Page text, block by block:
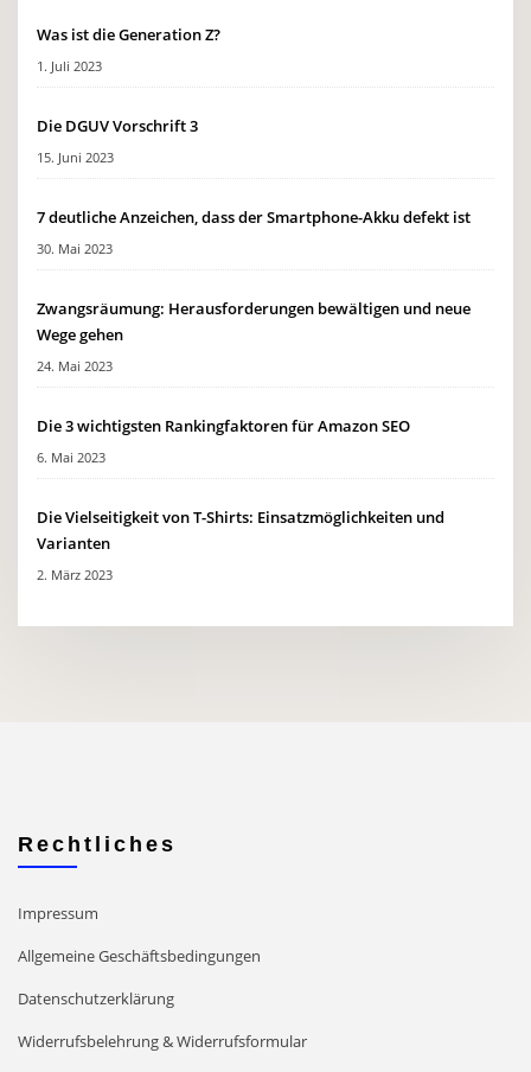
Was ist die Generation Z?
1. Juli 2023
Die DGUV Vorschrift 3
15. Juni 2023
7 deutliche Anzeichen, dass der Smartphone-Akku defekt ist
30. Mai 2023
Zwangsräumung: Herausforderungen bewältigen und neue
Wege gehen
24. Mai 2023
Die 3 wichtigsten Rankingfaktoren für Amazon SEO
6. Mai 2023
Die Vielseitigkeit von T-Shirts: Einsatzmöglichkeiten und
Varianten
2. März 2023
Rechtliches
Impressum
Allgemeine Geschäftsbedingungen
Datenschutzerklärung
Widerrufsbelehrung & Widerrufsformular